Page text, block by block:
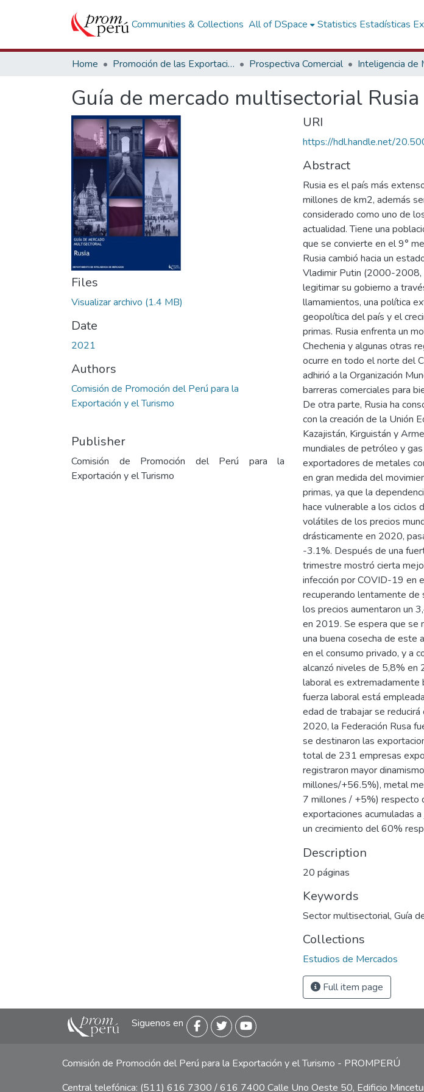
Communities & Collections All of DSpace Statistics Estadísticas
Home Promoción de las Exportaciones Prospectiva Comercial Inteligencia de
Guía de mercado multisectorial Rusia
Files
Visualizar archivo (1.4 MB)
Date
2021
Authors
Comisión de Promoción del Perú para la
Exportación y el Turismo
Publisher
Comisión de Promoción del Perú para la
Exportación y el Turismo
URI
https://hdl.handle.net/
Abstract
Rusia es el país más
millones de km2, además
considerado como uno de
actualidad. Tiene una
que se convierte en el 9°
Rusia cambió hacia un
Vladimir Putin (2000-2008,
legitimar su gobierno a
llamamientos, una política
geopolítica del país y el
primas. Rusia enfrenta un
Chechenia y algunas otras
ocurre en todo el norte del
adhirió a la Organización
barreras comerciales para
De otra parte, Rusia ha
con la creación de la Unión
Kazajistán, Kirguistán y
mundiales de petróleo y
exportadores de metales
en gran medida del
primas, ya que la
hace vulnerable a los ciclos
volátiles de los precios
drásticamente en 2020,
-3.1%. Después de una
trimestre mostró cierta
infección por COVID-19 en
recuperando lentamente de
los precios aumentaron un
en 2019. Se espera que se
una buena cosecha de este
en el consumo privado, y a
alcanzó niveles de 5,8%
laboral es extremadamente
fuerza laboral está
edad de trabajar se
2020, la Federación Rusa
se destinaron las
total de 231 empresas
registraron mayor
millones/+56.5%), metal
7 millones / +5%) respecto
exportaciones acumuladas
un crecimiento del 60%
Description
20 páginas
Keywords
Sector multisectorial, Guía
Collections
Estudios de Mercados
Full item page
Siguenos en
Comisión de Promoción del Perú para la Exportación y el Turismo - PROMPERÚ
Central telefónica: (511) 616 7300 / 616 7400 Calle Uno Oeste 50, Edificio